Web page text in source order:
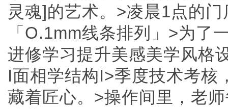
灵魂]的艺术。>凌晨1点的
「O.1mm线条排列」>为了
进修学习提升美感美学风格
I面相学结构I>季度技术考核
藏着匠心。>操作间里，老